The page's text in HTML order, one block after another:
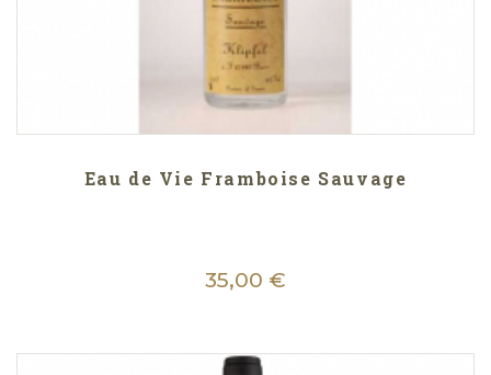
Eau de Vie Framboise Sauvage
35,00 €